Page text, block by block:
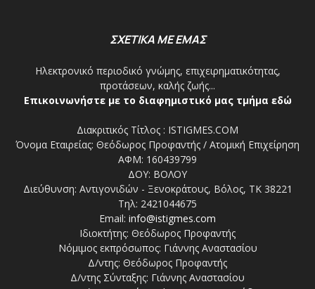
ΣΧΕΤΙΚΑ ΜΕ ΕΜΑΣ
Ηλεκτρονικό περιοδικό γνώμης, επιχειρηματικότητας,
προτάσεων, καλής ζωής...
Επικοινωνήστε με το διαφημιστικό μας τμήμα εδώ
Διακριτικός Τίτλος : ISTIGMES.COM
Όνομα Εταιρείας: Θεόδωρος Προφαντής / Ατομική Επιχείρηση
ΑΦΜ: 160439799
ΔΟΥ: ΒΟΛΟΥ
Διεύθυνση: Αντιγονιδών - Ξενοκράτους, Βόλος, ΤΚ 38221
Τηλ: 2421044675
Email: info@istigmes.com
Ιδιοκτήτης: Θεόδωρος Προφαντής
Νόμιμος εκπρόσωπος: Γιάννης Αναστασίου
Δ/ντης: Θεόδωρος Προφαντής
Δ/ντης Σύνταξης: Γιάννης Αναστασίου